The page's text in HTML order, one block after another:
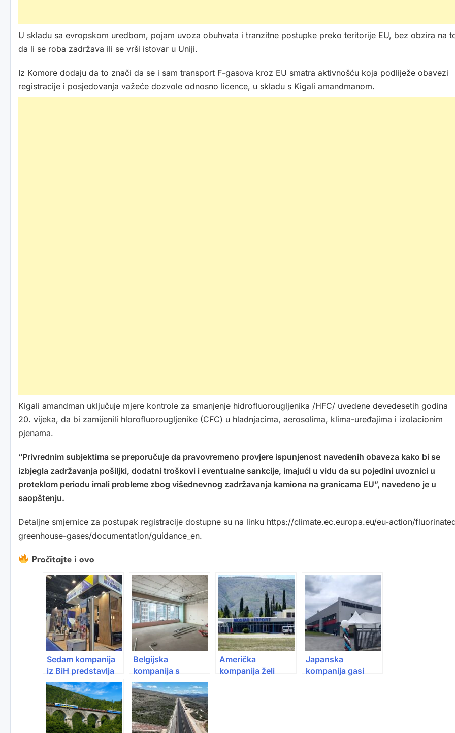
U skladu sa evropskom uredbom, pojam uvoza obuhvata i tranzitne postupke preko teritorije EU, bez obzira na
da li se roba zadržava ili se vrši istovar u Uniji.
Iz Komore dodaju da to znači da se i sam transport F-gasova kroz EU smatra aktivnošću koja podliježe obavezi
registracije i posjedovanja važeće dozvole odnosno licence, u skladu s Kigali amandmanom.
Kigali amandman uključuje mjere kontrole za smanjenje hidrofluorougljenika /HFC/ uvedene devedesetih godina
20. vijeka, da bi zamijenili hlorofluorougljenike (CFC) u hladnjacima, aerosolima, klima-uređajima i izolacionim
pjenama.
“Privrednim subjektima se preporučuje da pravovremeno provjere ispunjenost navedenih obaveza kako bi se
izbjegla zadržavanja pošiljki, dodatni troškovi i eventualne sankcije, imajući u vidu da su pojedini uvoznici u
proteklom periodu imali probleme zbog višednevnog zadržavanja kamiona na granicama EU”, navedeno je u
saopštenju.
Detaljne smjernice za postupak registracije dostupne su na linku https://climate.ec.europa.eu/eu-action/
greenhouse-gases/documentation/guidance_en.
Pročitajte i ovo
Sedam kompanija
iz BiH predstavlja
se na jednom od
najvećih svjetskih
sajmova odbrane
Belgijska
kompanija s
15.000 zaposlenih
ulaže u Unsko-
sanski kanton
Američka
kompanija želi
Japanska
kompanija gasi